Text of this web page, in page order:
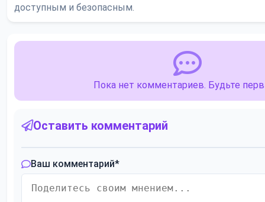
доступным и безопасным.
Пока нет комментариев. Будьте
Оставить комментарий
Ваш комментарий*